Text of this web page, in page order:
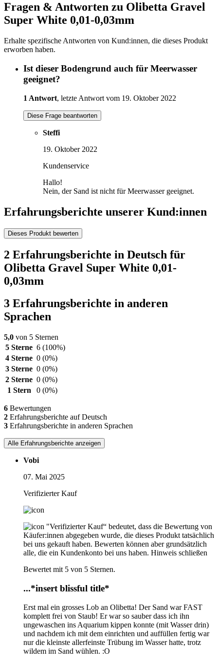
Fragen & Antworten zu Olibetta Gravel
Super White 0,01-0,03mm
Erhalte spezifische Antworten von Kund:innen, die dieses Produkt
erworben haben.
Ist dieser Bodengrund auch für Meerwasser
geeignet?
1 Antwort, letzte Antwort vom 19. Oktober 2022
Diese Frage beantworten
Steffi
19. Oktober 2022
Kundenservice
Hallo!
Nein, der Sand ist nicht für Meerwasser geeignet.
Erfahrungsberichte unserer Kund:innen
Dieses Produkt bewerten
2 Erfahrungsberichte in Deutsch für
Olibetta Gravel Super White 0,01-
0,03mm
3 Erfahrungsberichte in anderen
Sprachen
5,0 von 5 Sternen
5 Sterne 6 (100%)
4 Sterne 0 (0%)
3 Sterne 0 (0%)
2 Sterne 0 (0%)
1 Stern
0 (0%)
6 Bewertungen
2 Erfahrungsberichte auf Deutsch
3 Erfahrungsberichte in anderen Sprachen
Alle Erfahrungsberichte anzeigen
Vobi
07. Mai 2025
Verifizierter Kauf
"Verifizierter Kauf“ bedeutet, dass die Bewertung von
Käufer:innen abgegeben wurde, die dieses Produkt tatsächlich
bei uns gekauft haben. Bewerten können aber grundsätzlich
alle, die ein Kundenkonto bei uns haben. Hinweis schließen
Bewertet mit 5 von 5 Sternen.
...*insert blissful title*
Erst mal ein grosses Lob an Olibetta! Der Sand war FAST
komplett frei von Staub! Er war so sauber dass ich ihn
ungewaschen ins Aquarium kippen konnte (mit Wasser drin)
und nachdem ich mit dem einrichten und auffüllen fertig war
nur die kleinste allerfeinste Trübung im Wasser hatte, trotz
wildem im Sand wühlen. :O